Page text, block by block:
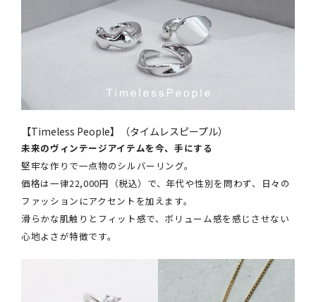
【Timeless People】（タイムレスピープル）
未来のヴィンテージアイテムを今、手にする
堅牢な作りで一点物のシルバーリング。
価格は一律22,000円（税込）で、年代や性別を問わず、日々の
ファッションにアクセントを加えます。
滑らかな肌触りとフィット感で、ボリューム感を感じさせない
心地よさが特徴です。